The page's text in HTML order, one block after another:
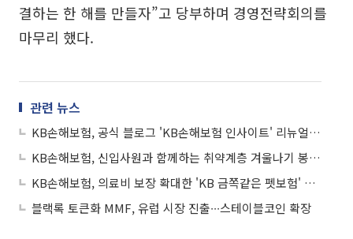
결하는 한 해를 만들자”고 당부하며 경영전략회의를
마무리 했다.
관련 뉴스
KB손해보험, 공식 블로그 'KB손해보험 인사이트' 리뉴얼 기념 이벤트 실시
KB손해보험, 신입사원과 함께하는 취약계층 겨울나기 봉사활동 실시
KB손해보험, 의료비 보장 확대한 'KB 금쪽같은 펫보험' 개정 출시
블랙록 토큰화 MMF, 유럽 시장 진출∙∙∙스테이블코인 확장